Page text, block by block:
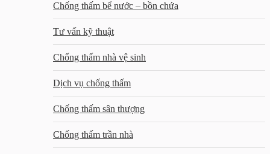
Chống thấm bể nước – bồn chứa
Tư vấn kỹ thuật
Chống thấm nhà vệ sinh
Dịch vụ chống thấm
Chống thấm sân thượng
Chống thấm trần nhà